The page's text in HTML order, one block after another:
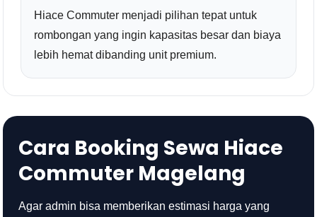
Hiace Commuter menjadi pilihan tepat untuk
rombongan yang ingin kapasitas besar dan biaya
lebih hemat dibanding unit premium.
Cara Booking Sewa Hiace
Commuter Magelang
Agar admin bisa memberikan estimasi harga yang